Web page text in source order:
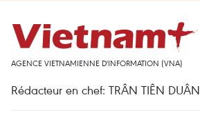
AGENCE VIETNAMIENNE D'INFORMATION (VNA)
Rédacteur en chef: TRÂN TIÊN DUÂN